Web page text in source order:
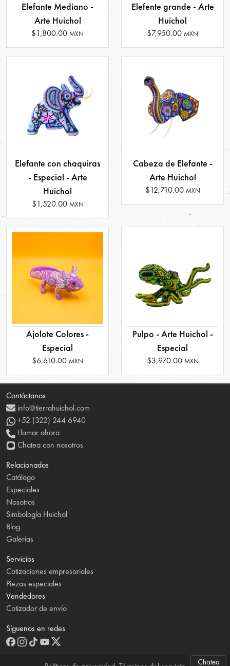
Elefante Mediano -
Arte Huichol
$1,800.00 MXN
Elefente grande - Arte
Huichol
$7,950.00 MXN
Elefante con chaquiras
- Especial - Arte
Huichol
$1,520.00 MXN
Cabeza de Elefante -
Arte Huichol
$12,710.00 MXN
Ajolote Colores -
Especial
$6,610.00 MXN
Pulpo - Arte Huichol -
Especial
$3,970.00 MXN
Chatea
Contáctanos
info@tierrahuichol.com
+52 (322) 244 6940
Llamar ahora
Chatea con nosotros
Relacionados
Catálogo
Especiales
Nosotros
Simbología Huichol
Blog
Galerías
Servicios
Cotizaciones empresariales
Piezas especiales
Vendedores
Cotizador de envío
Síguenos en redes